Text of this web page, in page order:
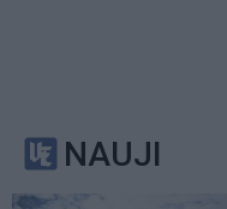
NAUJI